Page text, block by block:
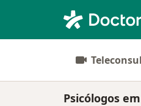
Psicólogos